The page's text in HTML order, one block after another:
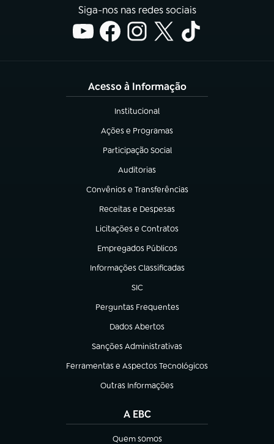
Siga-nos nas redes sociais
Acesso à Informação
Institucional
(abre em nova aba)
Ações e Programas
(abre em nova aba)
Participação Social
(abre em nova aba)
Auditorias
(abre em nova aba)
Convênios e Transferências
(abre em nova aba)
Receitas e Despesas
(abre em nova aba)
Licitações e Contratos
(abre em nova aba)
Empregados Públicos
(abre em nova aba)
Informações Classificadas
(abre em nova aba)
SIC
(abre em nova aba)
Perguntas Frequentes
(abre em nova aba)
Dados Abertos
(abre em nova aba)
Sanções Administrativas
(abre em nova aba)
Ferramentas e Aspectos Tecnológicos
(abre em nova aba)
Outras Informações
(abre em nova aba)
A EBC
Quem somos